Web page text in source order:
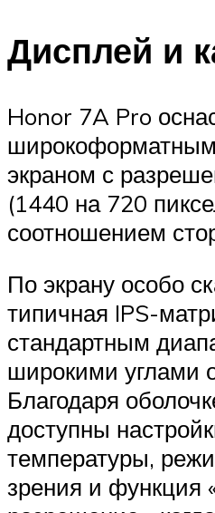
Дисплей и
Honor 7A Pro
экраном с
(1440 на 720
соотношением
По экрану особо
типичная IPS-
стандартным
широкими углами
Благодаря
доступны
температуры,
зрения и функция